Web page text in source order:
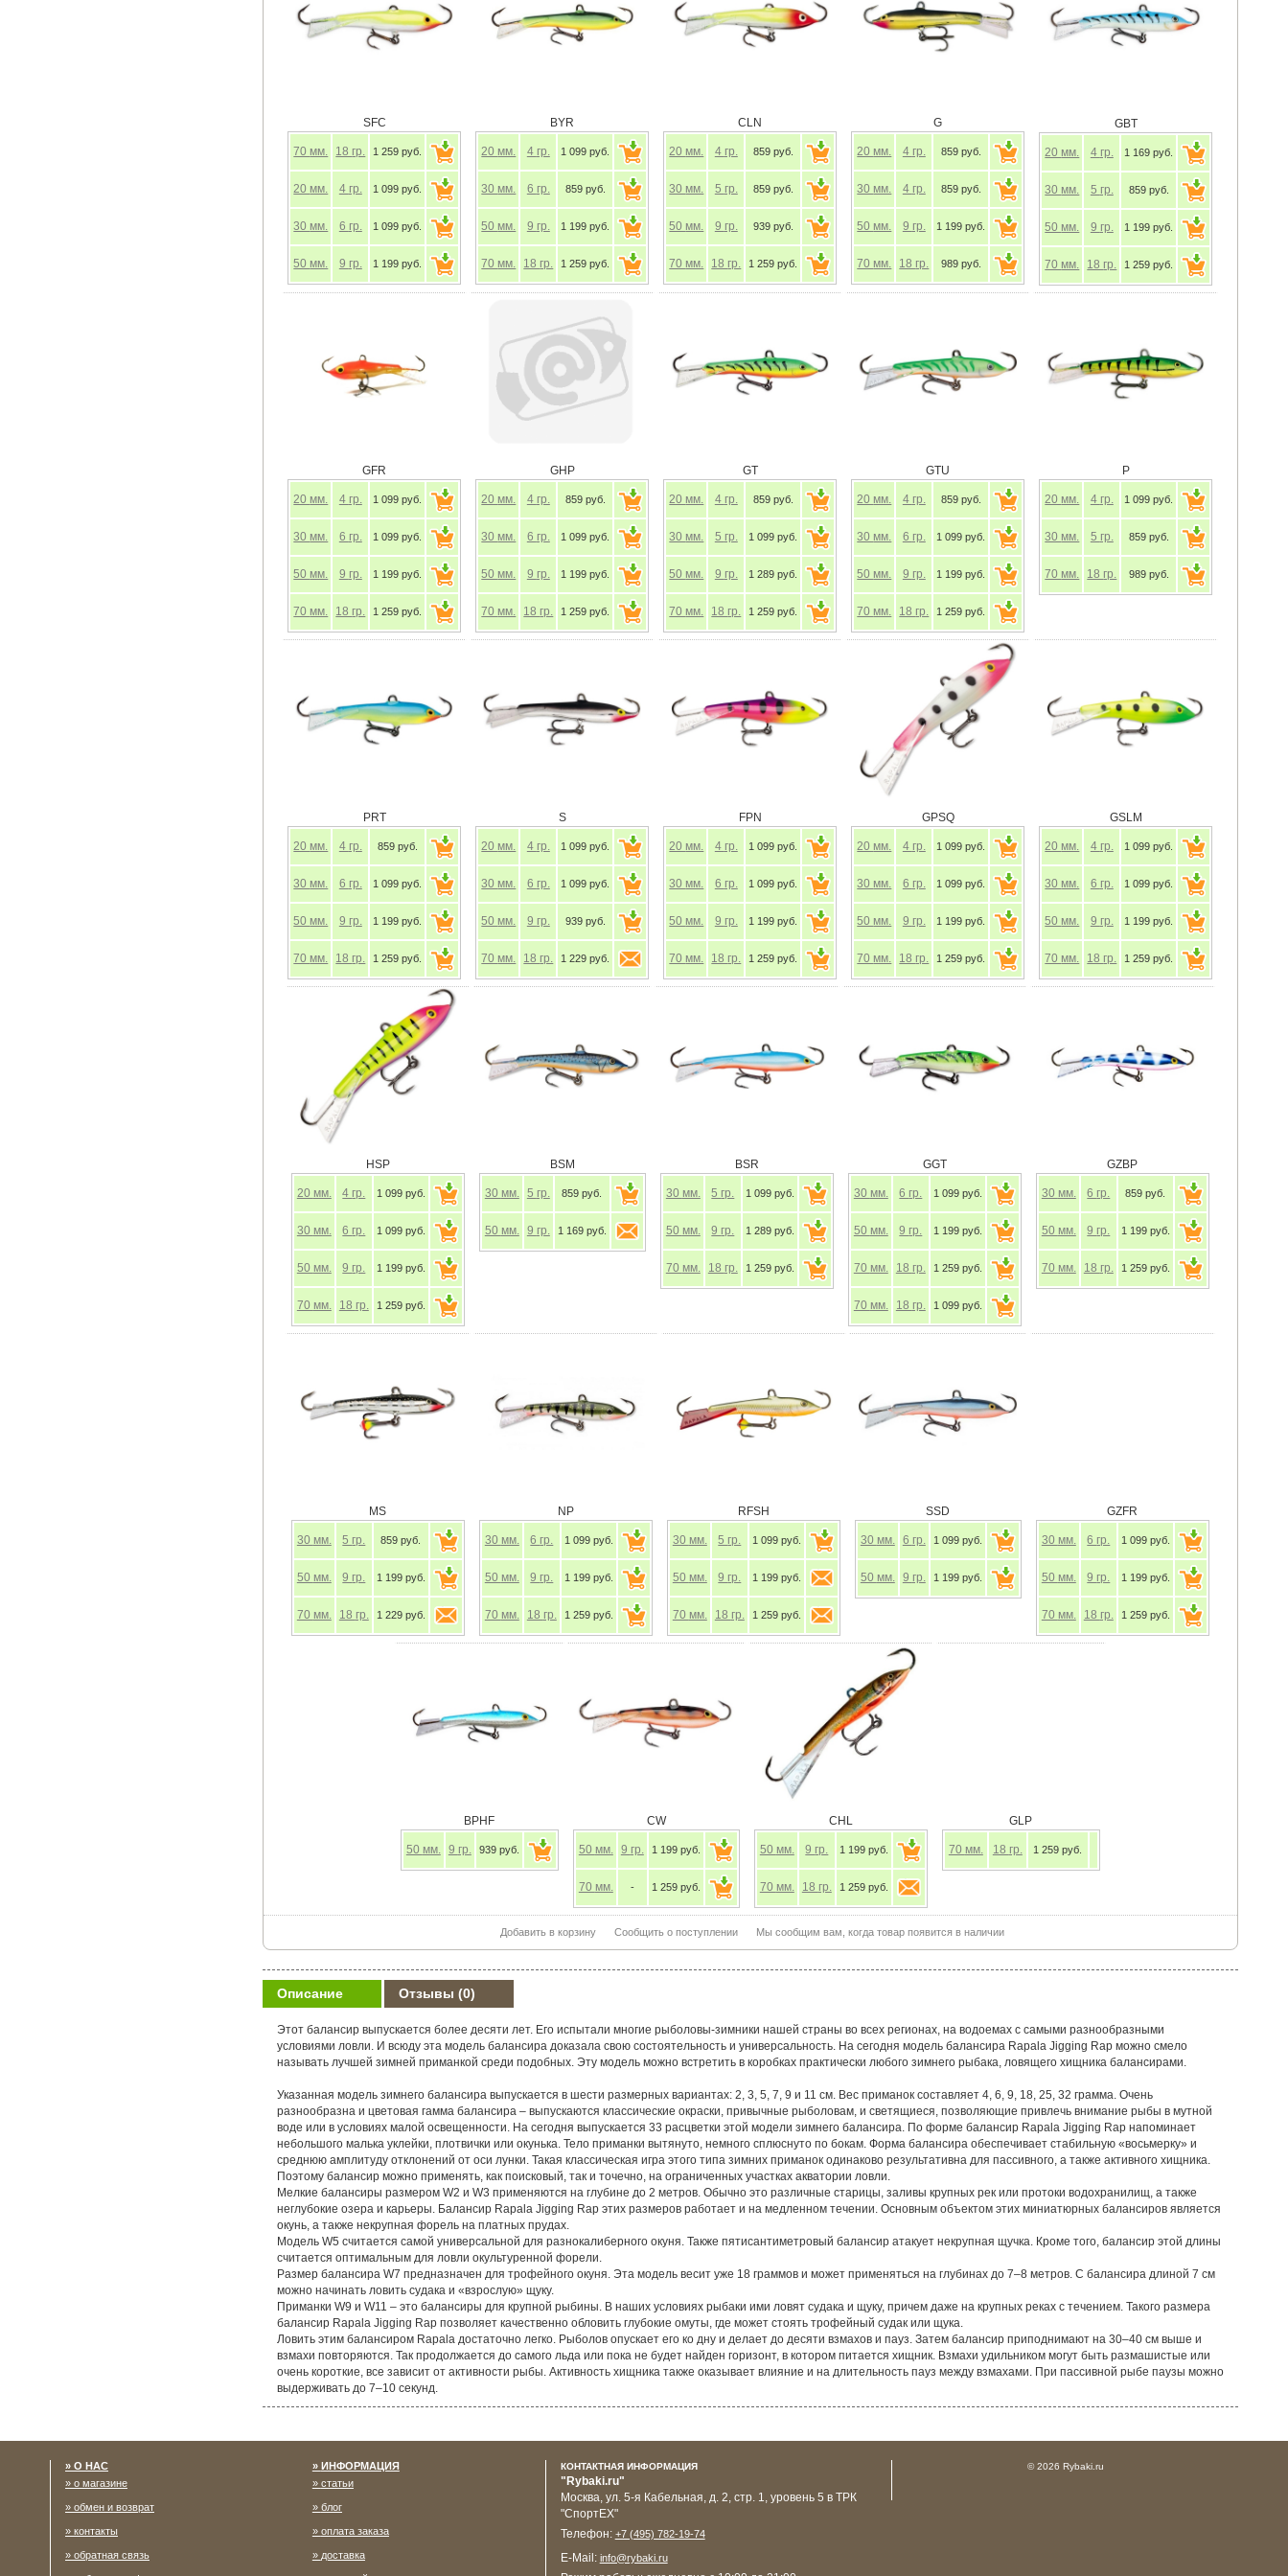
SFC
70 мм. 18 гр. 1 259 руб.
20 мм. 4 гр. 1 099 руб.
30 мм. 6 гр. 1 099 руб.
50 мм. 9 гр. 1 199 руб.
BYR
20 мм. 4 гр. 1 099 руб.
30 мм. 6 гр. 859 руб.
50 мм. 9 гр. 1 199 руб.
70 мм. 18 гр. 1 259 руб.
CLN
20 мм. 4 гр. 859 руб.
30 мм. 5 гр. 859 руб.
50 мм. 9 гр. 939 руб.
70 мм. 18 гр. 1 259 руб.
G
20 мм. 4 гр. 859 руб.
30 мм. 4 гр. 859 руб.
50 мм. 9 гр. 1 199 руб.
70 мм. 18 гр. 989 руб.
GBT
20 мм. 4 гр. 1 169 руб.
30 мм. 5 гр. 859 руб.
50 мм. 9 гр. 1 199 руб.
70 мм. 18 гр. 1 259 руб.
GFR
20 мм. 4 гр. 1 099 руб.
30 мм. 6 гр. 1 099 руб.
50 мм. 9 гр. 1 199 руб.
70 мм. 18 гр. 1 259 руб.
GHP
20 мм. 4 гр. 859 руб.
30 мм. 6 гр. 1 099 руб.
50 мм. 9 гр. 1 199 руб.
70 мм. 18 гр. 1 259 руб.
GT
20 мм. 4 гр. 859 руб.
30 мм. 5 гр. 1 099 руб.
50 мм. 9 гр. 1 289 руб.
70 мм. 18 гр. 1 259 руб.
GTU
20 мм. 4 гр. 859 руб.
30 мм. 6 гр. 1 099 руб.
50 мм. 9 гр. 1 199 руб.
70 мм. 18 гр. 1 259 руб.
P
20 мм. 4 гр. 1 099 руб.
30 мм. 5 гр. 859 руб.
70 мм. 18 гр. 989 руб.
PRT
20 мм. 4 гр. 859 руб.
30 мм. 6 гр. 1 099 руб.
50 мм. 9 гр. 1 199 руб.
70 мм. 18 гр. 1 259 руб.
S
20 мм. 4 гр. 1 099 руб.
30 мм. 6 гр. 1 099 руб.
50 мм. 9 гр. 939 руб.
70 мм. 18 гр. 1 229 руб.
FPN
20 мм. 4 гр. 1 099 руб.
30 мм. 6 гр. 1 099 руб.
50 мм. 9 гр. 1 199 руб.
70 мм. 18 гр. 1 259 руб.
GPSQ
20 мм. 4 гр. 1 099 руб.
30 мм. 6 гр. 1 099 руб.
50 мм. 9 гр. 1 199 руб.
70 мм. 18 гр. 1 259 руб.
GSLM
20 мм. 4 гр. 1 099 руб.
30 мм. 6 гр. 1 099 руб.
50 мм. 9 гр. 1 199 руб.
70 мм. 18 гр. 1 259 руб.
HSP
20 мм. 4 гр. 1 099 руб.
30 мм. 6 гр. 1 099 руб.
50 мм. 9 гр. 1 199 руб.
70 мм. 18 гр. 1 259 руб.
BSM
30 мм. 5 гр. 859 руб.
50 мм. 9 гр. 1 169 руб.
BSR
30 мм. 5 гр. 1 099 руб.
50 мм. 9 гр. 1 289 руб.
70 мм. 18 гр. 1 259 руб.
GGT
30 мм. 6 гр. 1 099 руб.
50 мм. 9 гр. 1 199 руб.
70 мм. 18 гр. 1 259 руб.
70 мм. 18 гр. 1 099 руб.
GZBP
30 мм. 6 гр. 859 руб.
50 мм. 9 гр. 1 199 руб.
70 мм. 18 гр. 1 259 руб.
MS
30 мм. 5 гр. 859 руб.
50 мм. 9 гр. 1 199 руб.
70 мм. 18 гр. 1 229 руб.
NP
30 мм. 6 гр. 1 099 руб.
50 мм. 9 гр. 1 199 руб.
70 мм. 18 гр. 1 259 руб.
RFSH
30 мм. 5 гр. 1 099 руб.
50 мм. 9 гр. 1 199 руб.
70 мм. 18 гр. 1 259 руб.
SSD
30 мм. 6 гр. 1 099 руб.
50 мм. 9 гр. 1 199 руб.
GZFR
30 мм. 6 гр. 1 099 руб.
50 мм. 9 гр. 1 199 руб.
70 мм. 18 гр. 1 259 руб.
BPHF
50мм. 9гр. 939 руб.
CW
50мм. 9гр. 1 199 руб.
70мм. 1 259 руб.
CHL
50мм. 9гр. 1 199 руб.
70мм. 18гр. 1 259 руб.
GLP
70мм. 18 гр. 1 259 руб.
Добавить в корзину Сообщить о поступлении Мы сообщим вам, когда товар появится в наличии
Описание Отзывы(0)
Этот балансир выпускается более десяти лет. Его испытали многие рыболовы-зимники нашей страны во всех регионах, на водоемах с самыми разнообразными
условиями ловли. И всюду эта модель балансира доказала свою состоятельность и универсальность. На сегодня модель балансира Rapala Jigging Rap можно смело
Указанная модель зимнего балансира выпускается в шести размерных вариантах: 2, 3, 5, 7, 9 и 11 см. Вес приманок составляет 4, 6, 9, 18, 25, 32 грамма. Очень
разнообразна и цветовая гамма балансира – выпускаются классические окраски, привычные рыболовам, и светящиеся, позволяющие привлечь внимание рыбы в мутной
воде или в условиях малой освещенности. На сегодня выпускается 33 расцветки этой модели зимнего балансира. По форме балансир Rapala Jigging Rap напоминает
небольшого малька уклейки, плотвички или окунька. Тело приманки вытянуто, немного сплюснуто по бокам. Форма балансира обеспечивает стабильную «восьмерку» и
среднюю амплитуду отклонений от оси лунки. Такая классическая игра этого типа зимних приманок одинаково результативна для пассивного, а также активного хищника.
Поэтому балансир можно применять, как поисковый, так и точечно, на ограниченных участках акватории ловли.
Мелкие балансиры размером W2 и W3 применяются на глубине до 2 метров. Обычно это различные старицы, заливы крупных рек или протоки водохранилищ, а также
неглубокие озера и карьеры. Балансир Rapala Jigging Rap этих размеров работает и на медленном течении. Основным объектом этих миниатюрных балансиров является
окунь, а также некрупная форель на платных прудах.
Модель W5 считается самой универсальной для разнокалиберного окуня. Также пятисантиметровый балансир атакует некрупная щучка. Кроме того, балансир этой длины
считается оптимальным для ловли окультуренной форели.
Размер балансира W7 предназначен для трофейного окуня. Эта модель весит уже 18 граммов и может применяться на глубинах до 7–8 метров. С балансира длиной 7 см
можно начинать ловить судака и «взрослую» щуку.
Приманки W9 и W11 – это балансиры для крупной рыбины. В наших условиях рыбаки ими ловят судака и щуку, причем даже на крупных реках с течением. Такого размера
балансир Rapala Jigging Rap позволяет качественно обловить глубокие омуты, где может стоять трофейный судак или щука.
Ловить этим балансиром Rapala достаточно легко. Рыболов опускает его ко дну и делает до десяти взмахов и пауз. Затем балансир приподнимают на 30–40 см выше и
взмахи повторяются. Так продолжается до самого льда или пока не будет найден горизонт, в котором питается хищник. Взмахи удильником могут быть размашистые или
очень короткие, все зависит от активности рыбы. Активность хищника также оказывает влияние и на длительность пауз между взмахами. При пассивной рыбе паузы можно
КОНТАКТНАЯ ИНФОРМАЦИЯ
"Rybaki.ru"
Москва,ул. 5-я Кабельная, д. 2, стр. 1, уровень 5 в ТРК